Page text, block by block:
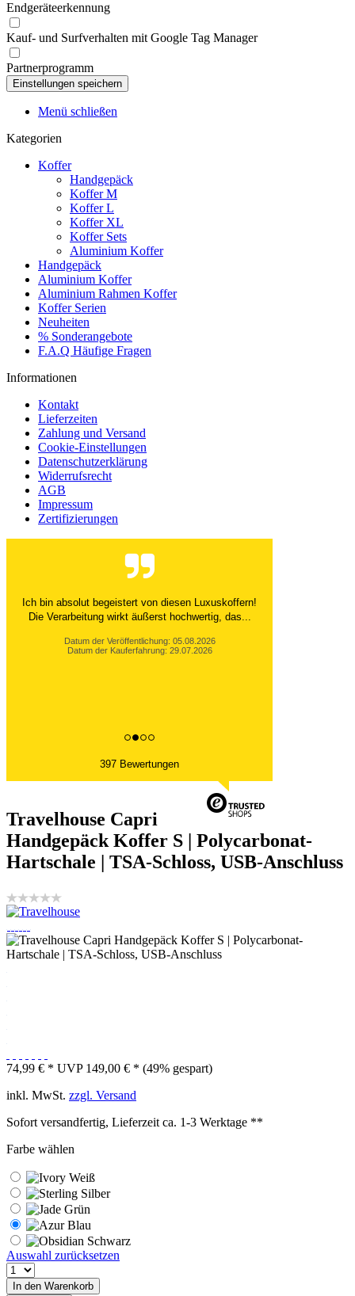
Endgeräteerkennung
Kauf- und Surfverhalten mit Google Tag Manager
Partnerprogramm
Menü schließen
Kategorien
Koffer
Handgepäck
Koffer M
Koffer L
Koffer XL
Koffer Sets
Aluminium Koffer
Handgepäck
Aluminium Koffer
Aluminium Rahmen Koffer
Koffer Serien
Neuheiten
% Sonderangebote
F.A.Q Häufige Fragen
Informationen
Kontakt
Lieferzeiten
Zahlung und Versand
Cookie-Einstellungen
Datenschutzerklärung
Widerrufsrecht
AGB
Impressum
Zertifizierungen
Ich bin absolut begeistert von diesen Luxuskoffern!
Die Verarbeitung wirkt äußerst hochwertig, das...
Datum der Veröffentlichung: 05.08.2026
Datum der Kauferfahrung: 29.07.2026
397 Bewertungen
Travelhouse Capri
Handgepäck Koffer S | Polycarbonat-
Hartschale | TSA-Schloss, USB-Anschluss
74,99 € * UVP 149,00 € * (49% gespart)
inkl. MwSt. zzgl. Versand
Sofort versandfertig, Lieferzeit ca. 1-3 Werktage **
Farbe wählen
Auswahl zurücksetzen
In den Warenkorb